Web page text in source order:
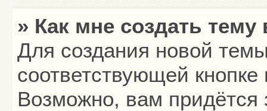
» Как мне создать
Для создания новой
соответствующей
Возможно, вам придётся